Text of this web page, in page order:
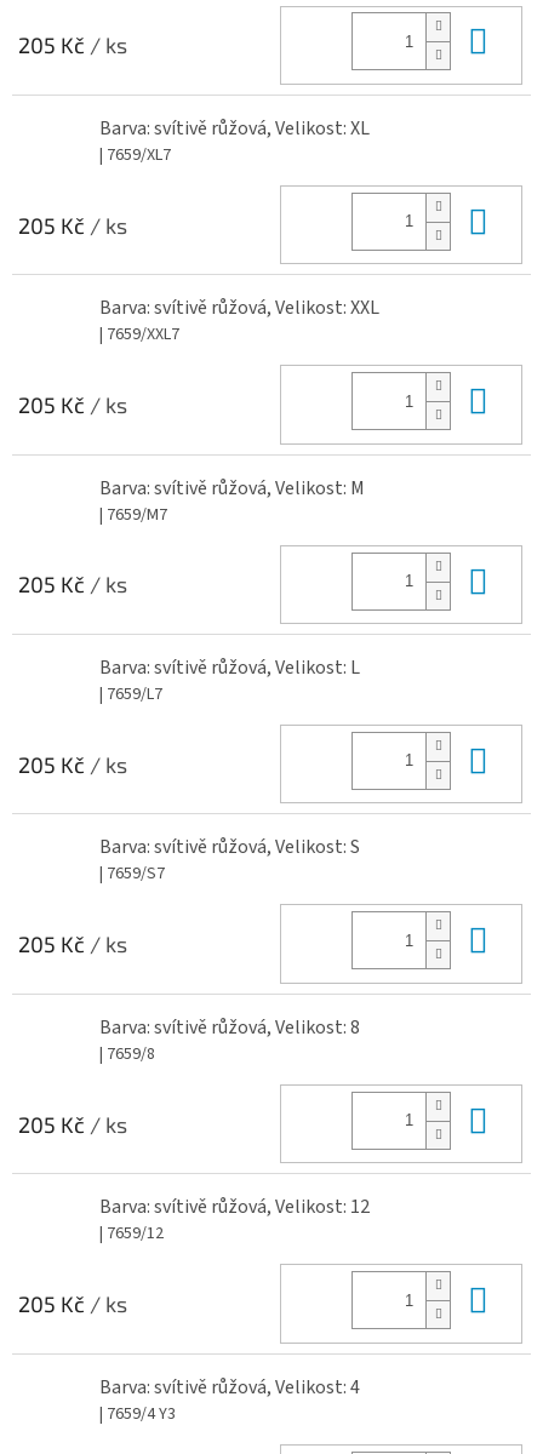
205 Kč / ks
Barva: svítivě růžová, Velikost: XL
| 7659/XL7
205 Kč / ks
Barva: svítivě růžová, Velikost: XXL
| 7659/XXL7
205 Kč / ks
Barva: svítivě růžová, Velikost: M
| 7659/M7
205 Kč / ks
Barva: svítivě růžová, Velikost: L
| 7659/L7
205 Kč / ks
Barva: svítivě růžová, Velikost: S
| 7659/S7
205 Kč / ks
Barva: svítivě růžová, Velikost: 8
| 7659/8
205 Kč / ks
Barva: svítivě růžová, Velikost: 12
| 7659/12
205 Kč / ks
Barva: svítivě růžová, Velikost: 4
| 7659/4 Y3